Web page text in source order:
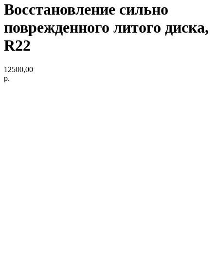
Восстановление сильно
поврежденного литого диска,
R22
12500,00
р.